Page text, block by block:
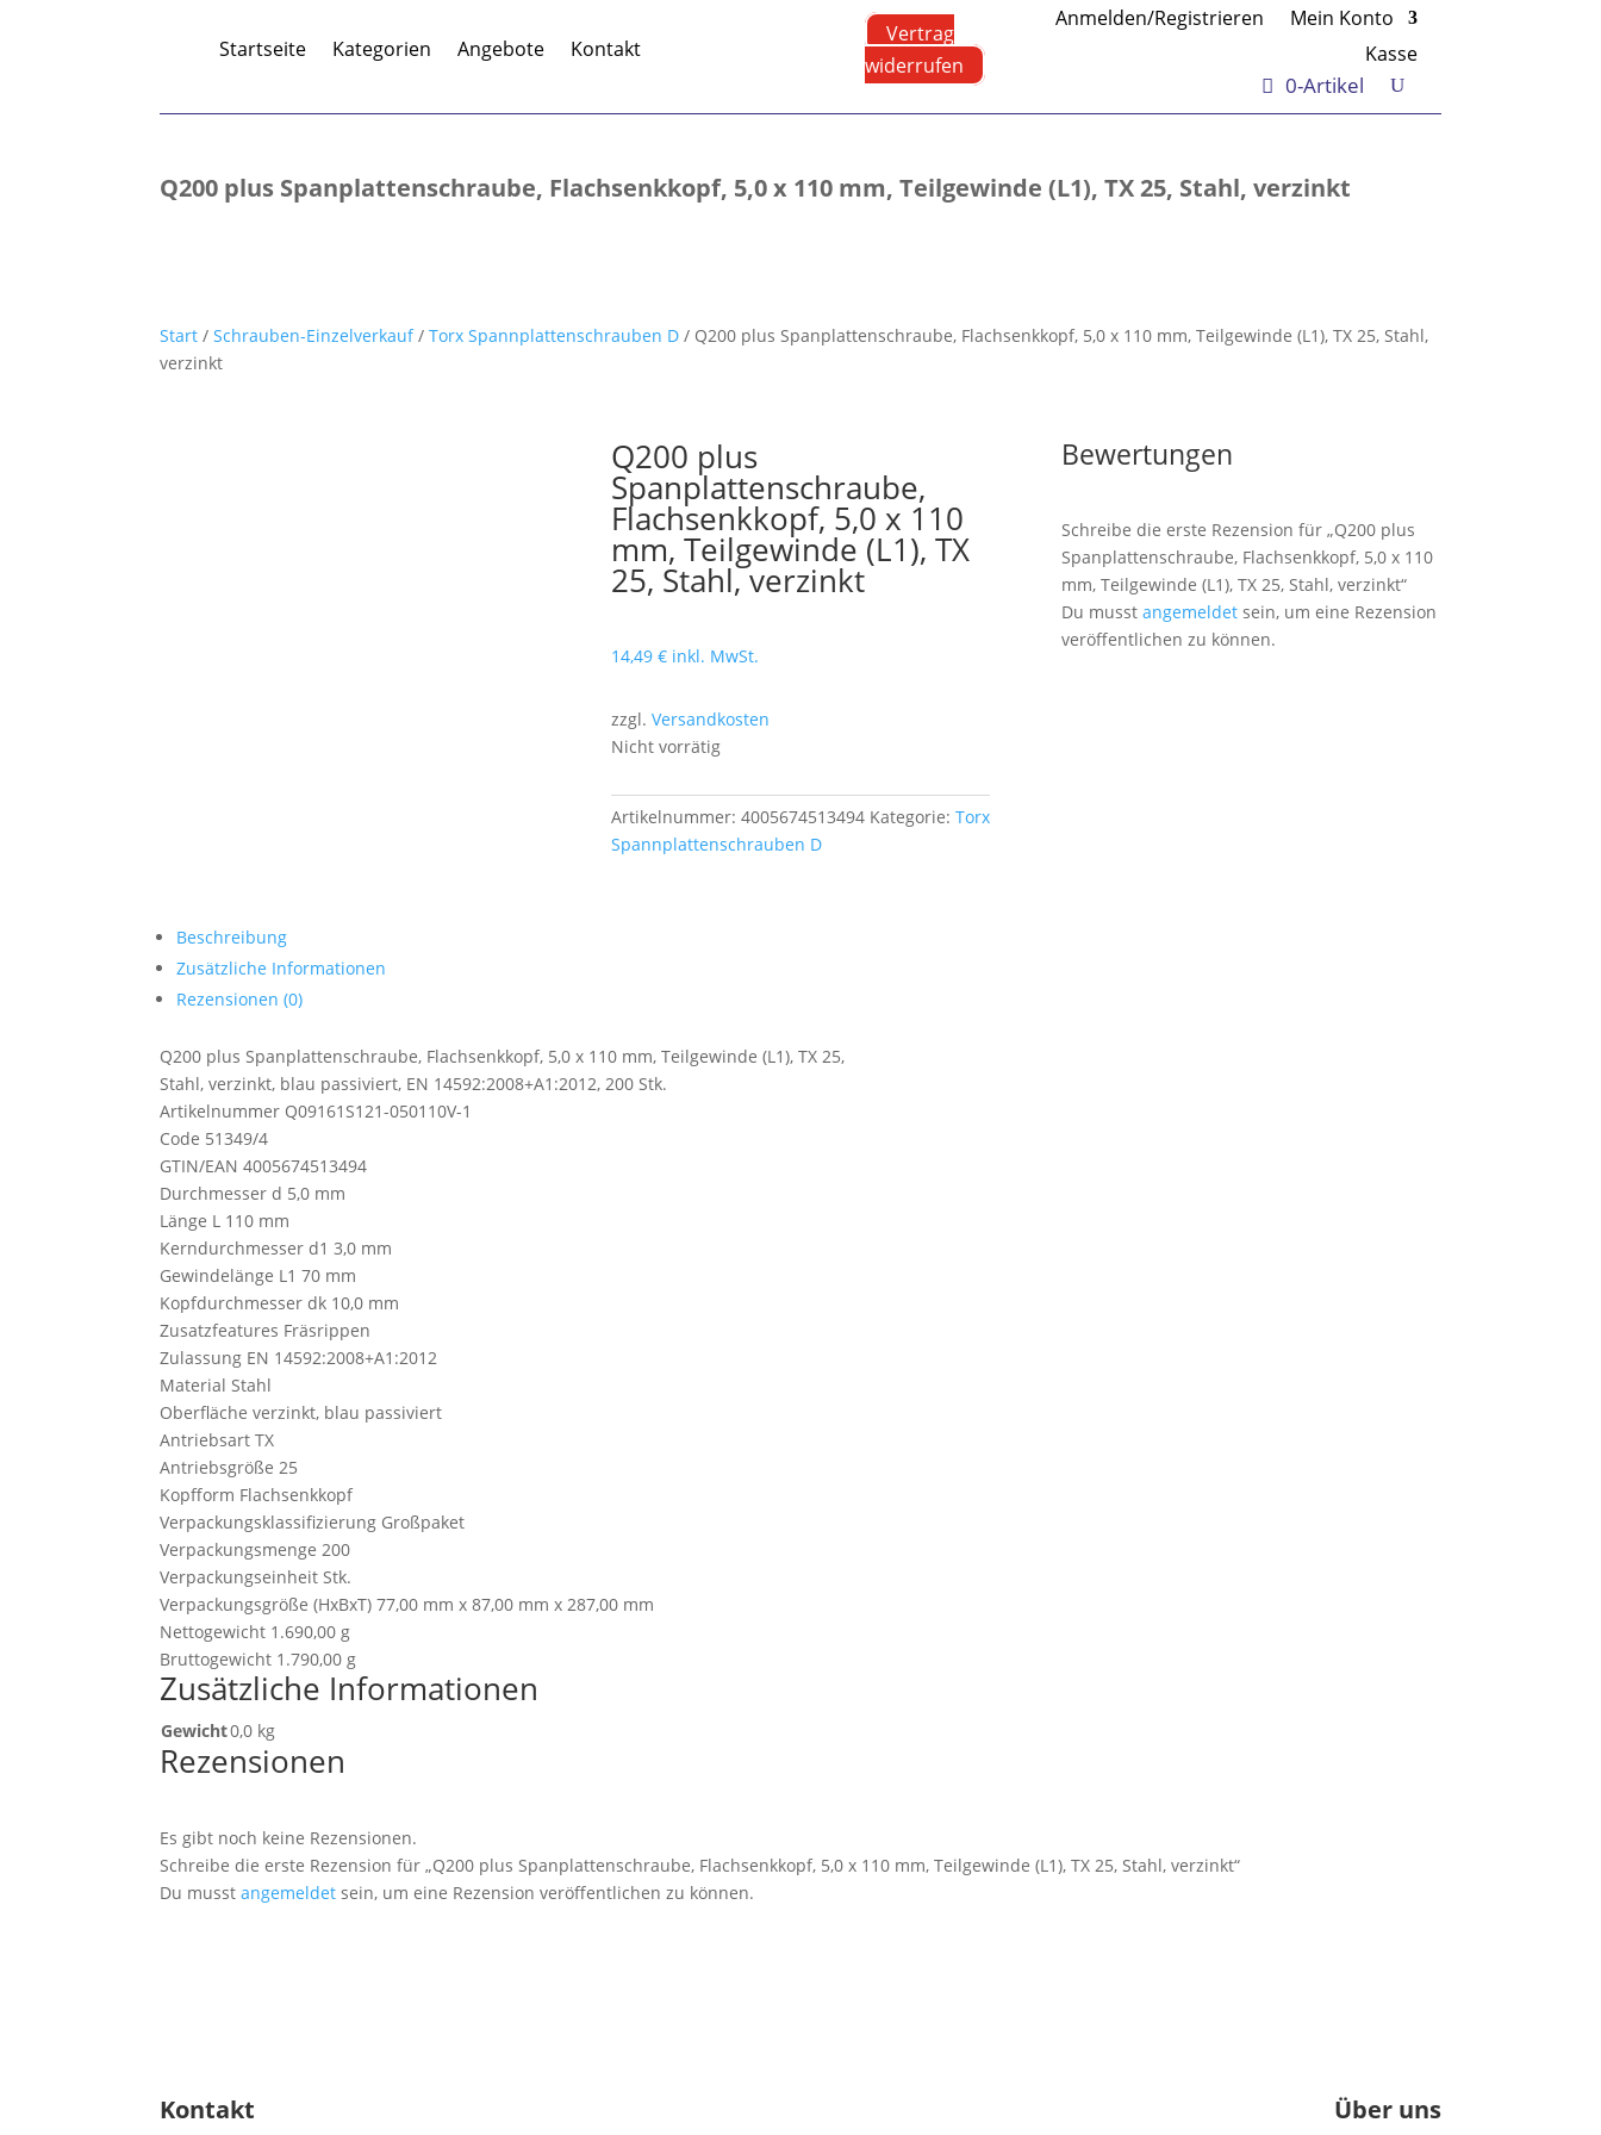
Startseite Kategorien Angebote Kontakt
Vertrag
widerrufen
Anmelden/Registrieren
Mein Konto
Kasse
0-Artikel
Q200 plus Spanplattenschraube, Flachsenkkopf, 5,0 x 110 mm, Teilgewinde (L1), TX 25, Stahl, verzinkt
Start /Schrauben-Einzelverkauf/Torx Spannplattenschrauben D / Q200 plus Spanplattenschraube, Flachsenkkopf, 5,0 x 110 mm, Teilgewinde (L1), TX 25, Stahl,
verzinkt
Q200 plus
Spanplattenschraube,
Flachsenkkopf, 5,0 x 110
mm, Teilgewinde (L1), TX
25, Stahl, verzinkt
14,49 € inkl. MwSt.
zzgl. Versandkosten
Nicht vorrätig
Artikelnummer: 4005674513494 Kategorie: Torx
Spannplattenschrauben D
Bewertungen
Schreibe die erste Rezension für „Q200 plus
Spanplattenschraube, Flachsenkkopf, 5,0 x 110
mm, Teilgewinde (L1), TX 25, Stahl, verzinkt“
Du musst angemeldetsein, um eine Rezension
veröffentlichen zu können.
Beschreibung
Zusätzliche Informationen
Rezensionen (0)
Q200 plus Spanplattenschraube, Flachsenkkopf, 5,0 x 110 mm, Teilgewinde (L1), TX 25,
Stahl, verzinkt, blau passiviert, EN 14592:2008+A1:2012, 200 Stk.
Artikelnummer Q09161S121-050110V-1
Code 51349/4
GTIN/EAN 4005674513494
Durchmesser d 5,0 mm
Länge L 110 mm
Kerndurchmesser d1 3,0 mm
Gewindelänge L1 70 mm
Kopfdurchmesser dk 10,0 mm
Zusatzfeatures Fräsrippen
Zulassung EN 14592:2008+A1:2012
Material Stahl
Oberfläche verzinkt, blau passiviert
Antriebsart TX
Antriebsgröße 25
Kopfform Flachsenkkopf
Verpackungsklassifizierung Großpaket
Verpackungsmenge 200
Verpackungseinheit Stk.
Verpackungsgröße (HxBxT) 77,00 mm x 87,00 mm x 287,00 mm
Nettogewicht 1.690,00 g
Bruttogewicht 1.790,00 g
Zusätzliche Informationen
Gewicht0,0 kg
Rezensionen
Es gibt noch keine Rezensionen.
Schreibe die erste Rezension für „Q200 plus Spanplattenschraube, Flachsenkkopf, 5,0 x 110 mm, Teilgewinde (L1), TX 25, Stahl, verzinkt“
Du musstangemeldet sein, um eine Rezension veröffentlichen zu können.
Kontakt Über uns